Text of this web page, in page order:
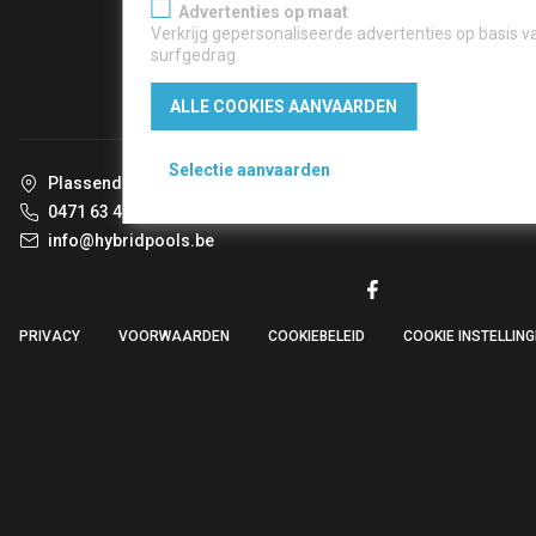
Plassendonk 6, 2260 Oevel-Westerlo
0471 63 48 40
info@hybridpools.be
PRIVACY VOORWAARDEN COOKIEBELEID COOKIE
Advertenties op maat
Verkrijg gepersonaliseerde advertenties op basis
surfgedrag.
ALLE COOKIES AANVAARDEN
Selectie aanvaarden